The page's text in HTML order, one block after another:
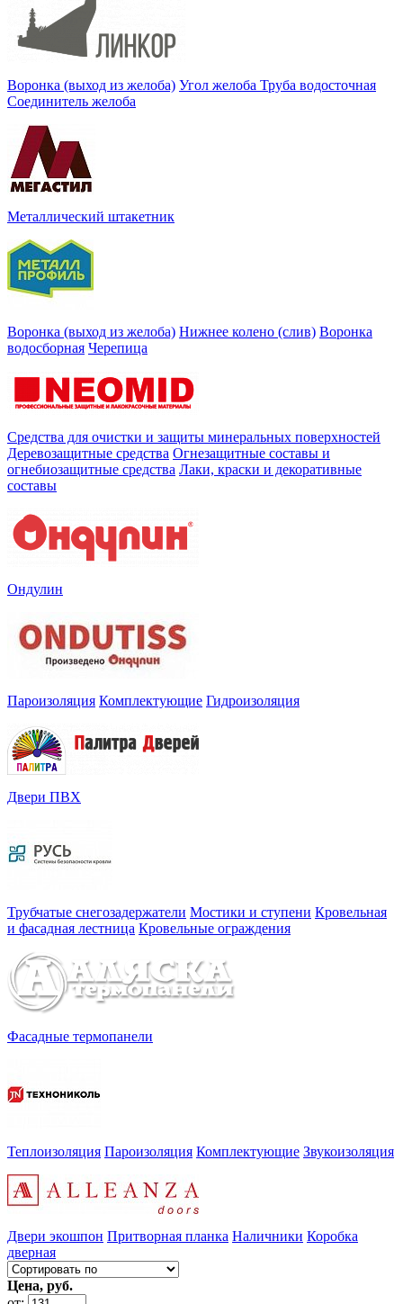
Воронка (выход из желоба) Угол желоба Труба водосточная
Соединитель желоба
Металлический штакетник
Воронка (выход из желоба) Нижнее колено (слив) Воронка
водосборная Черепица
Средства для очистки и защиты минеральных поверхностей
Деревозащитные средства Огнезащитные составы и
огнебиозащитные средства Лаки, краски и декоративные
составы
Ондулин
Пароизоляция Комплектующие Гидроизоляция
Двери ПВХ
Трубчатые снегозадержатели Мостики и ступени Кровельная
и фасадная лестница Кровельные ограждения
Фасадные термопанели
Теплоизоляция Пароизоляция Комплектующие Звукоизоляция
Двери экошпон Притворная планка Наличники Коробка
дверная
Цена, руб.